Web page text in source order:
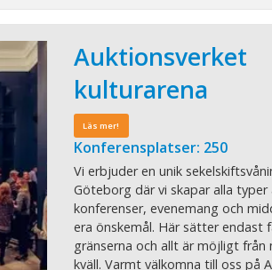
Auktionsverket
kulturarena
Läs mer!
Konferensplatser: 250
Vi erbjuder en unik
Göteborg där vi skapar alla typer
konferenser, evenemang och
era önskemål. Här sätter endast
gränserna och allt är möjligt från
kväll. Varmt välkomna till oss på